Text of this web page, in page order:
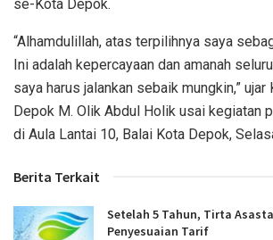
se-Kota Depok.
“Alhamdulillah, atas terpilihnya saya
Ini adalah kepercayaan dan amanah
saya harus jalankan sebaik mungkin,”
Depok M. Olik Abdul Holik usai kegiatan
di Aula Lantai 10, Balai Kota Depok,
Berita Terkait
Setelah 5 Tahun, Tirta
Penyesuaian Tarif